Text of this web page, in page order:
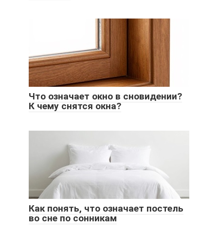
Что означает окно в сновидении?
К чему снятся окна?
Как понять, что означает постель
во сне по сонникам